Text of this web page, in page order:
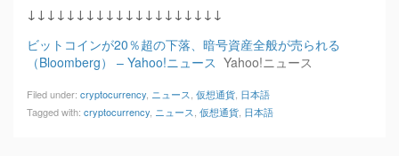
↓↓↓↓↓↓↓↓↓↓↓↓↓↓↓↓↓↓↓↓
ビットコインが20％超の下落、暗号資産全般が売られる
（Bloomberg） – Yahoo!ニュース Yahoo!ニュース
Filed under: cryptocurrency ニュース 仮想通貨 日本語
Tagged with: cryptocurrency ニュース 仮想通貨 日本語